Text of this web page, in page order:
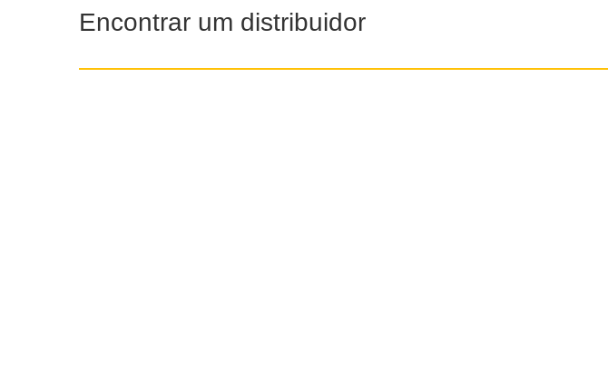
Encontrar um distribuidor